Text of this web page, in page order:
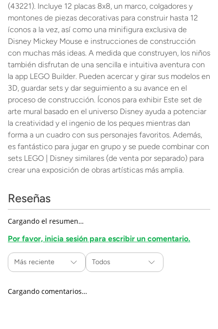
(43221). Incluye 12 placas 8x8, un marco, colgadores y
montones de piezas decorativas para construir hasta 12
íconos a la vez, así como una minifigura exclusiva de
Disney Mickey Mouse e instrucciones de construcción
con muchas más ideas. A medida que construyen, los niños
también disfrutan de una sencilla e intuitiva aventura con
la app LEGO Builder. Pueden acercar y girar sus modelos en
3D, guardar sets y dar seguimiento a su avance en el
proceso de construcción. Íconos para exhibir Este set de
arte mural basado en el universo Disney ayuda a potenciar
la creatividad y el ingenio de los peques mientras dan
forma a un cuadro con sus personajes favoritos. Además,
es fantástico para jugar en grupo y se puede combinar con
sets LEGO | Disney similares (de venta por separado) para
crear una exposición de obras artísticas más amplia.
Reseñas
Cargando el resumen…
Por favor, inicia sesión para escribir un comentario.
Más reciente Todos
Cargando comentarios…